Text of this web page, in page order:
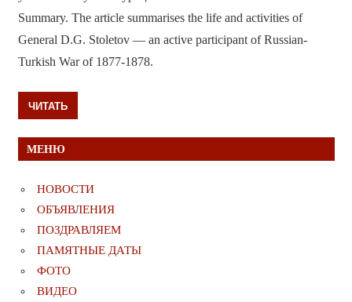
Summary. The article summarises the life and activities of
General D.G. Stoletov — an active participant of Russian-
Turkish War of 1877-1878.
ЧИТАТЬ
МЕНЮ
НОВОСТИ
ОБЪЯВЛЕНИЯ
ПОЗДРАВЛЯЕМ
ПАМЯТНЫЕ ДАТЫ
ФОТО
ВИДЕО